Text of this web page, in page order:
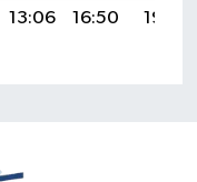
13:06 16:50 19:50